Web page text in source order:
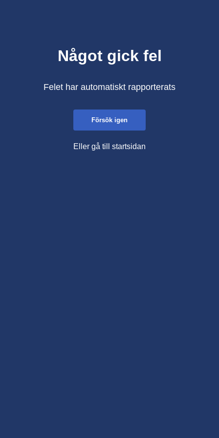
Något gick fel
Felet har automatiskt rapporterats
Försök igen
Eller gå till startsidan